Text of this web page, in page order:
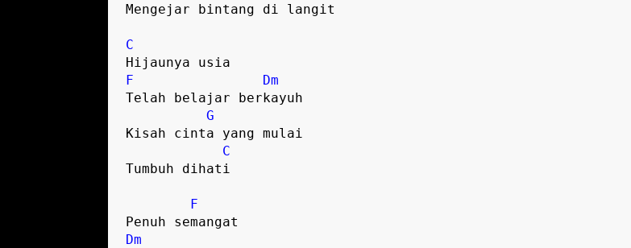
Mengejar bintang di langit
C
F
Dm
Telah belajar berkayuh
G
Kisah cinta yang mulai
C
Tumbuh dihati
F
Dm